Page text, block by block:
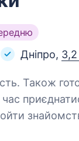
Дніпро, 3,2
Також